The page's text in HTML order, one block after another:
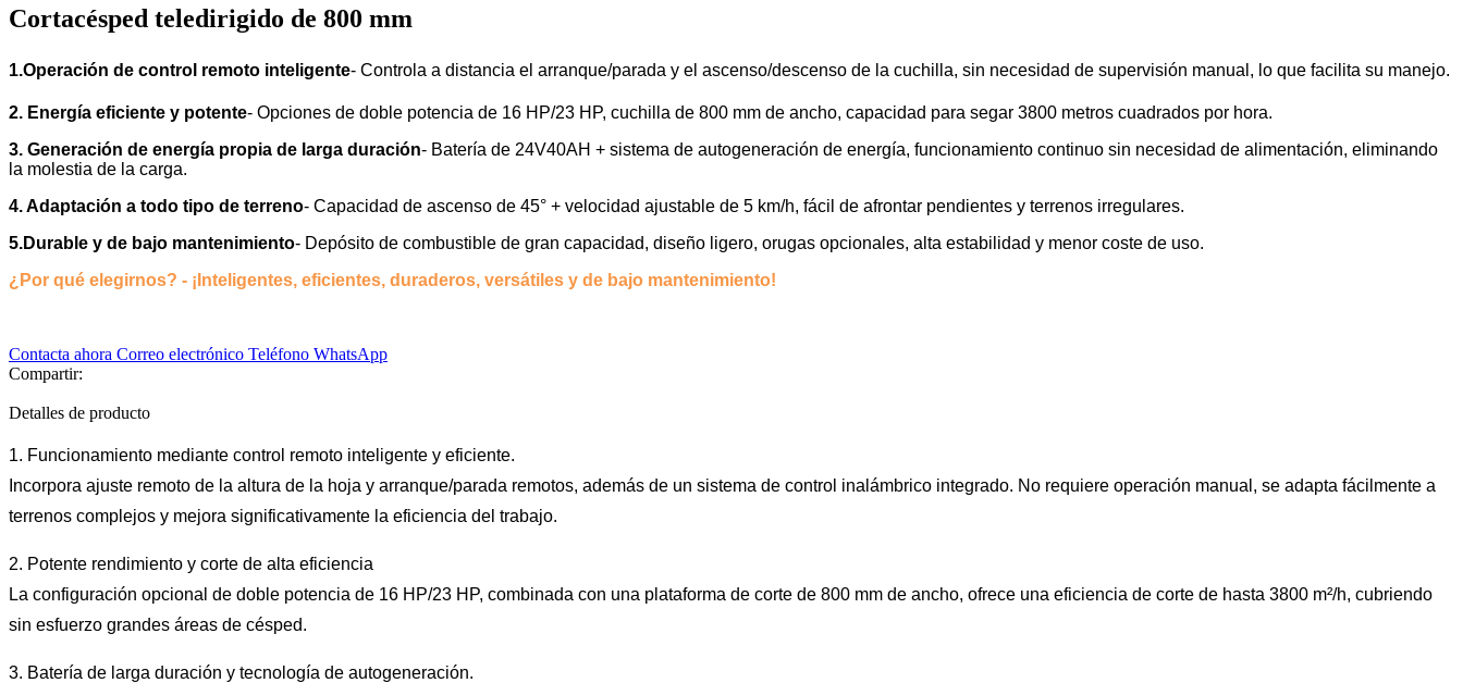
Cortacésped teledirigido de 800 mm
1.Operación de control remoto inteligente- Controla a distancia el arranque/parada y el ascenso/descenso de la cuchilla, sin necesidad de supervisión manual, lo que facilita su manejo.
2. Energía eficiente y potente- Opciones de doble potencia de 16 HP/23 HP, cuchilla de 800 mm de ancho, capacidad para segar 3800 metros cuadrados por hora.
3. Generación de energía propia de larga duración- Batería de 24V40AH + sistema de autogeneración de energía, funcionamiento continuo sin necesidad de alimentación, eliminando
la molestia de la carga.
4. Adaptación a todo tipo de terreno- Capacidad de ascenso de 45° + velocidad ajustable de 5 km/h, fácil de afrontar pendientes y terrenos irregulares.
5.Durable y de bajo mantenimiento- Depósito de combustible de gran capacidad, diseño ligero, orugas opcionales, alta estabilidad y menor coste de uso.
¿Por qué elegirnos? - ¡Inteligentes, eficientes, duraderos, versátiles y de bajo mantenimiento!
Contacta ahora Correo electrónico Teléfono WhatsApp
Compartir:
Detalles de producto
1. Funcionamiento mediante control remoto inteligente y eficiente.
Incorpora ajuste remoto de la altura de la hoja y arranque/parada remotos, además de un sistema de control inalámbrico integrado. No requiere operación manual, se adapta fácilmente a
terrenos complejos y mejora significativamente la eficiencia del trabajo.
2. Potente rendimiento y corte de alta eficiencia
La configuración opcional de doble potencia de 16 HP/23 HP, combinada con una plataforma de corte de 800 mm de ancho, ofrece una eficiencia de corte de hasta 3800 m²/h, cubriendo
sin esfuerzo grandes áreas de césped.
3. Batería de larga duración y tecnología de autogeneración.